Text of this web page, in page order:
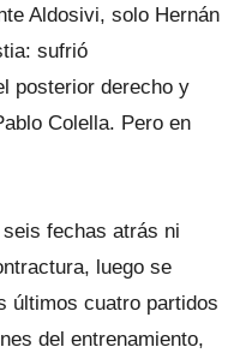
Aldosivi, solo Hernán
sufrió
posterior derecho y
Colella. Pero en
fechas atrás ni
luego se
últimos cuatro partidos
del entrenamiento,